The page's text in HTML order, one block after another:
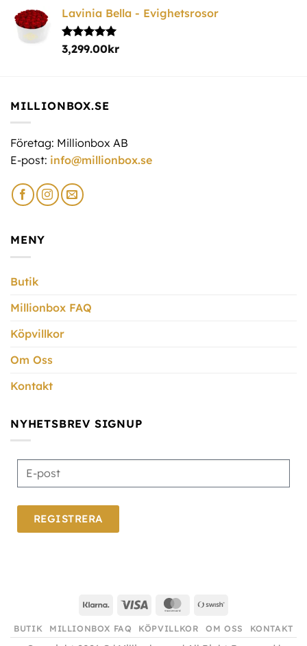
Lavinia Bella - Evighetsrosor
Betygsatt
5.00
3,299.00kr
MILLIONBOX.SE
Företag: Millionbox AB
E-post: info@millionbox.se
MENY
Butik
Millionbox FAQ
Köpvillkor
Om Oss
Kontakt
NYHETSBREV SIGNUP
REGISTRERA
BUTIK MILLIONBOX FAQ KÖPVILLKOR OM OSS KONTAKT